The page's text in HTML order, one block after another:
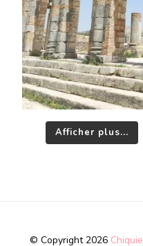
Afficher plus...
© Copyright 2026 Chiquie